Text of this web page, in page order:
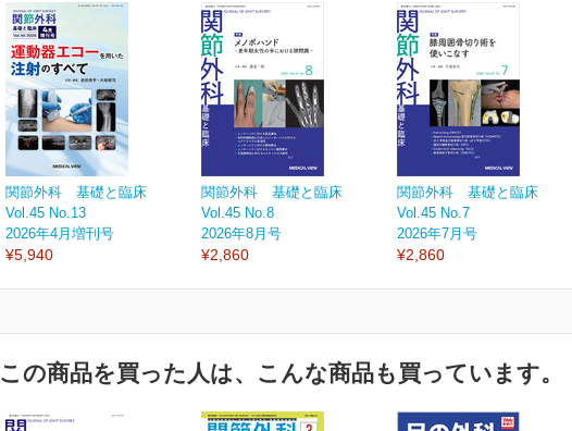
関節外科 基礎と臨床
Vol.45 No.13
2026年4月増刊号
¥5,940
関節外科 基礎と臨床
Vol.45 No.8
2026年8月号
¥2,860
関節外科 基礎と臨床
Vol.45 No.7
2026年7月号
¥2,860
この商品を買った人は、こんな商品も買っています。